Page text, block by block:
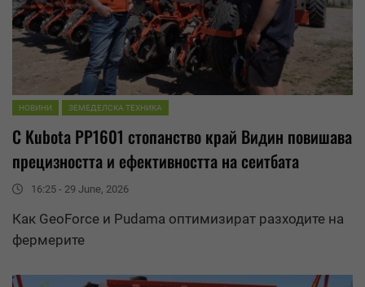
НОВИНИ ЗЕМЕДЕЛСКА ТЕХНИКА
С Kubota PP1601 стопанство край Видин повишава
прецизността и ефективността на сеитбата
16:25 - 29 June, 2026
Как GeoForce и Pudama оптимизират разходите на
фермерите